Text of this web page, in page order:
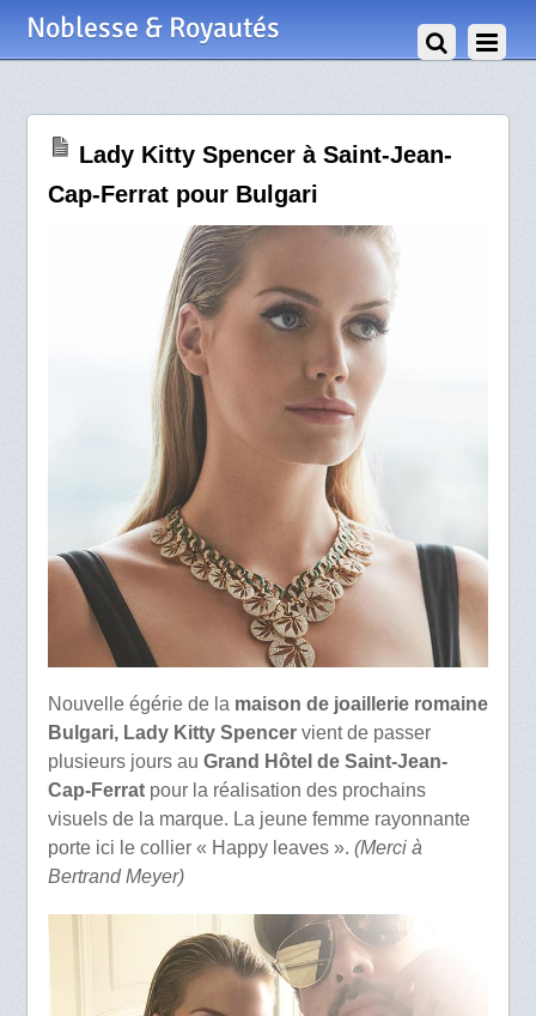
Noblesse & Royautés
Lady Kitty Spencer à Saint-Jean-
Cap-Ferrat pour Bulgari
Nouvelle égérie de la maison de joaillerie romaine
Bulgari, Lady Kitty Spencervient de passer
plusieurs jours au Grand Hôtel de Saint-Jean-
Cap-Ferratpour la réalisation des prochains
visuels de la marque. La jeune femme rayonnante
porte ici le collier « Happy leaves ». (Merci à
Bertrand Meyer)